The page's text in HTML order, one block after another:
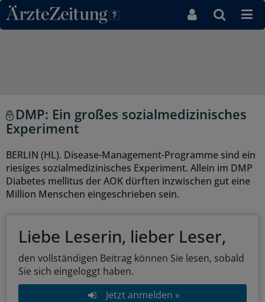
Direkt zum Inhaltsbereich
DMP: Ein großes sozialmedizinisches
Experiment
BERLIN (HL). Disease-Management-Programme sind ein
riesiges sozialmedizinisches Experiment. Allein im DMP
Diabetes mellitus der AOK dürften inzwischen gut eine
Million Menschen eingeschrieben sein.
Liebe Leserin, lieber Leser,
den vollständigen Beitrag können Sie lesen, sobald
Sie sich eingeloggt haben.
Jetzt anmelden »